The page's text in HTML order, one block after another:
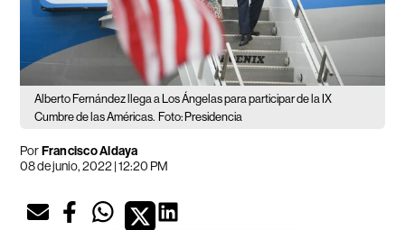
Alberto Fernández llega a Los Ángelas para participar de la IX
Cumbre de las Américas. Foto: Presidencia
PorFrancisco Aldaya
08 de junio, 2022 | 12:20 PM